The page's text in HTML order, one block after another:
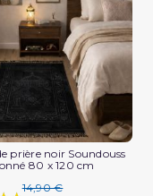
prière noir Soundouss
80 x 120 cm
14,90 €